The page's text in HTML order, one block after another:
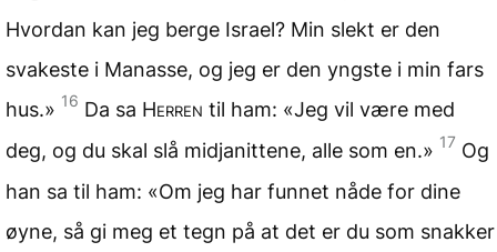
Hvordan kan jeg berge Israel? Min slekt er den
svakeste i Manasse, og jeg er den yngste i min fars
hus.» 16 Da sa Herren til ham: «Jeg vil være med
deg, og du skal slå midjanittene, alle som en.» 17 Og
han sa til ham: «Om jeg har funnet nåde for dine
øyne, så gi meg et tegn på at det er du som snakker